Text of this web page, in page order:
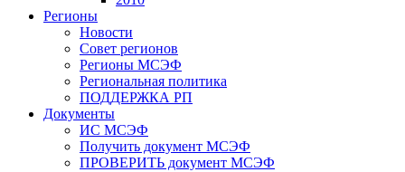
Регионы
Новости
Совет регионов
Регионы МСЭФ
Региональная политика
ПОДДЕРЖКА РП
Документы
ИС МСЭФ
Получить документ МСЭФ
ПРОВЕРИТЬ документ МСЭФ